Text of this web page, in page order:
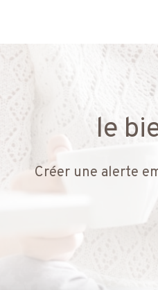
le
Créer une alerte